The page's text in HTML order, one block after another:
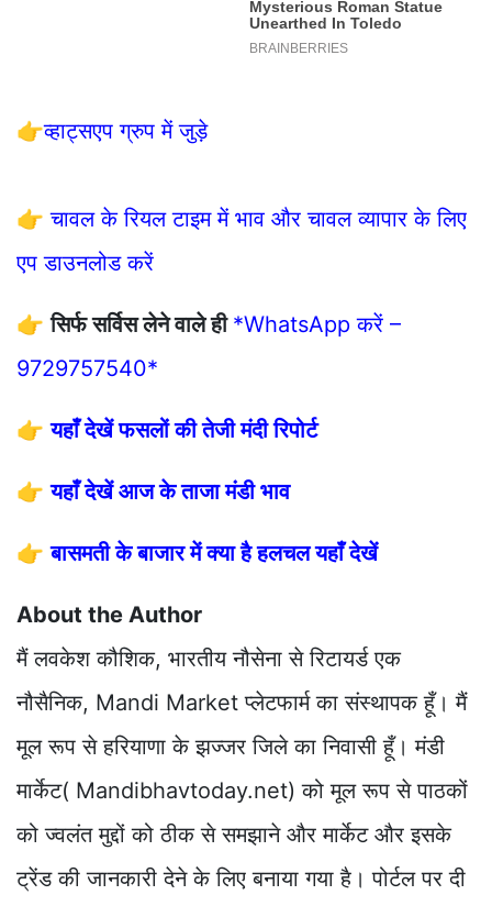
👉व्हाट्सएप ग्रुप में जुड़े
👉चावल के रियल टाइम में भाव और चावल व्यापार के लिए
एप डाउनलोड करें
👉सिर्फ सर्विस लेने वाले ही *WhatsApp करें –
9729757540*
👉यहाँ देखें फसलों की तेजी मंदी रिपोर्ट
👉यहाँ देखें आज के ताजा मंडी भाव
👉बासमती के बाजार में क्या है हलचल यहाँ देखें
About the Author
मैं लवकेश कौशिक, भारतीय नौसेना से रिटायर्ड एक
नौसैनिक, Mandi Market प्लेटफार्म का संस्थापक हूँ। मैं
मूल रूप से हरियाणा के झज्जर जिले का निवासी हूँ। मंडी
मार्केट( Mandibhavtoday.net) को मूल रूप से पाठकों
को ज्वलंत मुद्दों को ठीक से समझाने और मार्केट और इसके
ट्रेंड की जानकारी देने के लिए बनाया गया है। पोर्टल पर दी